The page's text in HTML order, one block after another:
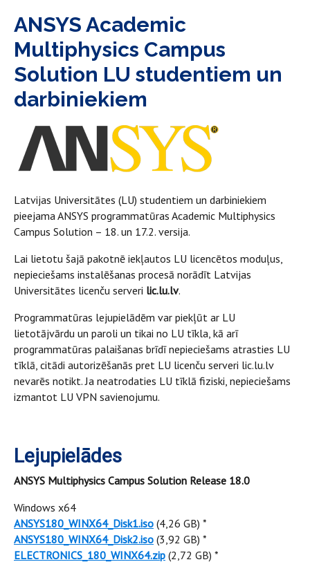
ANSYS Academic
Multiphysics Campus
Solution LU studentiem un
darbiniekiem
Latvijas Universitātes (LU) studentiem un darbiniekiem
pieejama ANSYS programmatūras Academic Multiphysics
Campus Solution – 18. un 17.2. versija.
Lai lietotu šajā pakotnē iekļautos LU licencētos moduļus,
nepieciešams instalēšanas procesā norādīt Latvijas
Universitātes licenču serveri lic.lu.lv.
Programmatūras lejupielādēm var piekļūt ar LU
lietotājvārdu un paroli un tikai no LU tīkla, kā arī
programmatūras palaišanas brīdī nepieciešams atrasties LU
tīklā, citādi autorizēšanās pret LU licenču serveri lic.lu.lv
nevarēs notikt. Ja neatrodaties LU tīklā fiziski, nepieciešams
izmantot LU VPN savienojumu.
Lejupielādes
ANSYS Multiphysics Campus Solution Release 18.0
Windows x64
ANSYS180_WINX64_Disk1.iso (4,26 GB) *
ANSYS180_WINX64_Disk2.iso (3,92 GB) *
ELECTRONICS_180_WINX64.zip (2,72 GB) *